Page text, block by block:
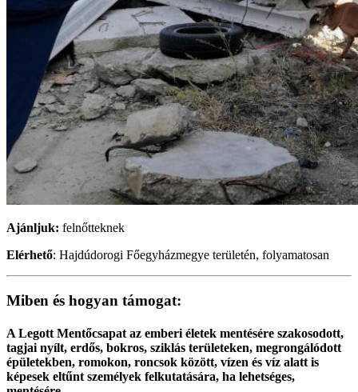
Ajánljuk: felnőtteknek
Elérhető: Hajdúdorogi Főegyházmegye területén, folyamatosan
Miben és hogyan támogat:
A Legott Mentőcsapat az emberi életek mentésére szakosodott,
tagjai nyílt, erdős, bokros, sziklás területeken, megrongálódott
épületekben, romokon, roncsok között, vízen és víz alatt is
képesek eltűnt személyek felkutatására, ha lehetséges,